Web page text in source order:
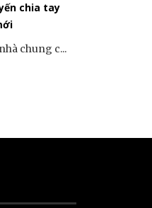
chia tay
chung c...